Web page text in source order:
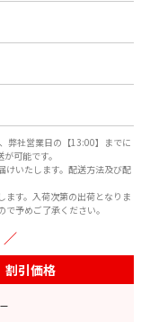
弊社営業日の【13:00】までに
可能です。
いたします。配送方法及び配
す。入荷次第の出荷となりま
予めご了承ください。
割引価格
—